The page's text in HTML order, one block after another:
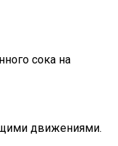
сока на
движениями.